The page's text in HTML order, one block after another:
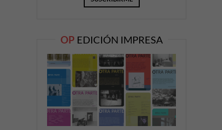
OP EDICIÓN IMPRESA